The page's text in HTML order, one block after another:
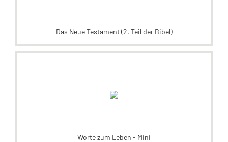
Das Neue Testament (2. Teil der Bibel)
Worte zum Leben - Mini